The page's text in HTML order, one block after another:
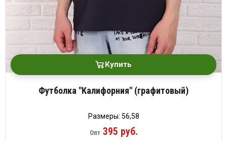
Купить
Футболка "Калифорния" (графитовый)
Размеры: 56,58
Опт395 руб.